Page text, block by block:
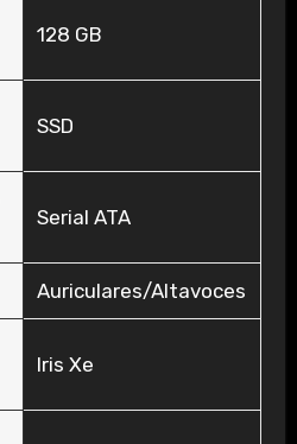
‎128 GB
‎SSD
‎Serial ATA
‎Auriculares/Altavoces
‎Iris Xe